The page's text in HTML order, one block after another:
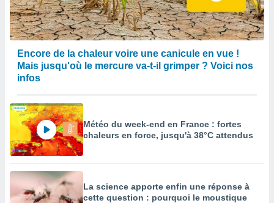
Encore de la chaleur voire une canicule en vue !
Mais jusqu'où le mercure va-t-il grimper ? Voici nos
infos
Météo du week-end en France : fortes
chaleurs en force, jusqu'à 38°C attendus
La science apporte enfin une réponse à
cette question : pourquoi le moustique